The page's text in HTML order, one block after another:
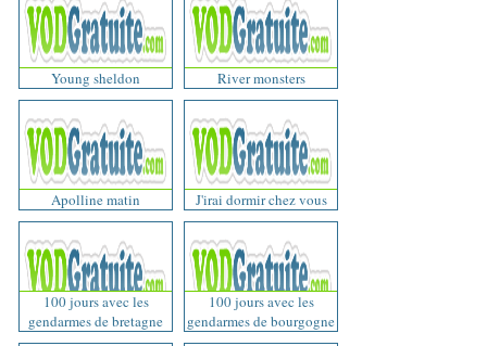
Young sheldon River monsters
Apolline matin J'irai dormir chez vous
100 jours avec les
gendarmes de bretagne
100 jours avec les
gendarmes de bourgogne